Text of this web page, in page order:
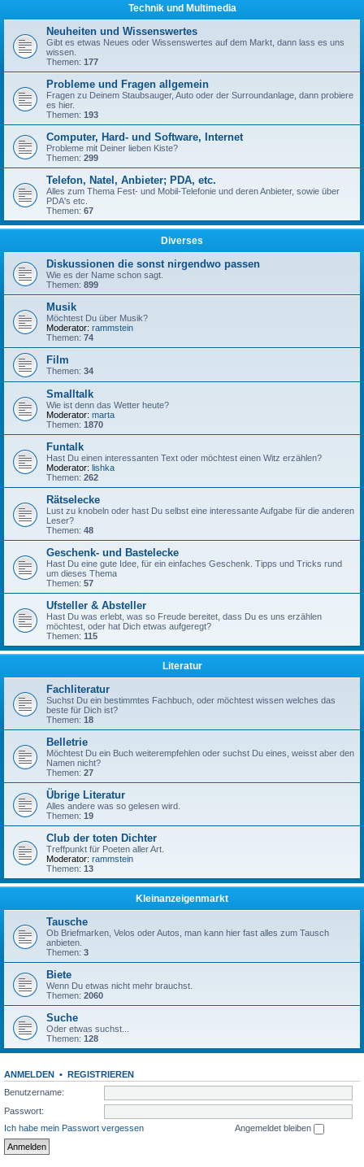
Technik und Multimedia
Neuheiten und Wissenswertes
Gibt es etwas Neues oder Wissenswertes auf dem Markt, dann lass es uns
wissen.
Themen: 177
Probleme und Fragen allgemein
Fragen zu Deinem Staubsauger, Auto oder der Surroundanlage, dann probiere
es hier.
Themen: 193
Computer, Hard- und Software, Internet
Probleme mit Deiner lieben Kiste?
Themen: 299
Telefon, Natel, Anbieter; PDA, etc.
Alles zum Thema Fest- und Mobil-Telefonie und deren Anbieter, sowie über
PDA's etc.
Themen: 67
Diverses
Diskussionen die sonst nirgendwo passen
Wie es der Name schon sagt.
Themen: 899
Musik
Möchtest Du über Musik?
Moderator: rammstein
Themen: 74
Film
Themen: 34
Smalltalk
Wie ist denn das Wetter heute?
Moderator: marta
Themen: 1870
Funtalk
Hast Du einen interessanten Text oder möchtest einen Witz erzählen?
Moderator: lishka
Themen: 262
Rätselecke
Lust zu knobeln oder hast Du selbst eine interessante Aufgabe für die anderen
Leser?
Themen: 48
Geschenk- und Bastelecke
Hast Du eine gute Idee, für ein einfaches Geschenk. Tipps und Tricks rund
um dieses Thema
Themen: 57
Ufsteller & Absteller
Hast Du was erlebt, was so Freude bereitet, dass Du es uns erzählen
möchtest, oder hat Dich etwas aufgeregt?
Themen: 115
Literatur
Fachliteratur
Suchst Du ein bestimmtes Fachbuch, oder möchtest wissen welches das
beste für Dich ist?
Themen: 18
Belletrie
Möchtest Du ein Buch weiterempfehlen oder suchst Du eines, weisst aber den
Namen nicht?
Themen: 27
Übrige Literatur
Alles andere was so gelesen wird.
Themen: 19
Club der toten Dichter
Treffpunkt für Poeten aller Art.
Moderator: rammstein
Themen: 13
Kleinanzeigenmarkt
Tausche
Ob Briefmarken, Velos oder Autos, man kann hier fast alles zum Tausch
anbieten.
Themen: 3
Biete
Wenn Du etwas nicht mehr brauchst.
Themen: 2060
Suche
Oder etwas suchst...
Themen: 128
ANMELDEN • REGISTRIEREN
Benutzername:
Passwort:
Ich habe mein Passwort vergessen
Angemeldet bleiben